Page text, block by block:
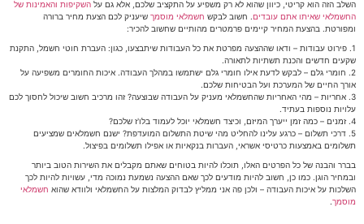
השלב הזה הוא קריטי, כיוון שהוא לא רק משפיע על התקציב שלכם, אלא גם על השקיפות והאמינות של
החשמלאי שאיתו אתם עובדים . חשוב לבקש חשמלאי מוסמך שיעניק לכם הצעת מחיר ברורה
ומפורטת. בהצעת המחיר קיימים פרמטרים מהותיים שחשוב להכיר:
1. פירוט עבודות – ודאו שההצעה מפרטת את כל העבודות שיתבצעו, כגון: העברת חוטי חשמל, התקנת
שקעים חדשים והכנת תשתיות לתאורה.
2. חומרי גלם – לבקש לדעת אילו חומרי גלם ישתמשו במהלך העבודה. איכות החומרים משפיעה על
אורך החיים של המערכת ועל הבטיחות שלכם.
3. אחריות – מהי האחריות שהחשמלאי מעניק על העבודה שבוצעה? זהו מרכיב חשוב שיכול לחסוך לכם
עלויות נוספות בעתיד.
4. זמנים – כמה זמן ייערך המיזם, וכיצד חשמלאי יוכל לעמוד בלו'ז שלכם?
5. דרכי תשלום – כרגע עלינו להחליט מהי שיטת התשלום המועדפת? ישנם חשמלאים שמציעים
תשלומים באמצעות כרטיסי אשראי, העברות בנקאיות או אפילו תשלומים בפיצול.
בברר והבנה של כל הפרטים האלו, תוכלו להיות בטוחים שאתם מקבלים את השירות הטוב ביותר
ובמחיר הוגן. כמו כן, חשוב להיות מודעים לכך שאם ההצעה נשמעת נמוכה מדי, עשויות להיות לכך
השלכות על איכות העבודה – ולכן פה אני ממליץ לבדוק המלצות על החשמלאי ולוודא שהוא חשמלאי
מוסמך